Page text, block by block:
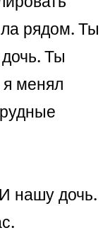
рядом. Ты
Ты
менял
нашу дочь.